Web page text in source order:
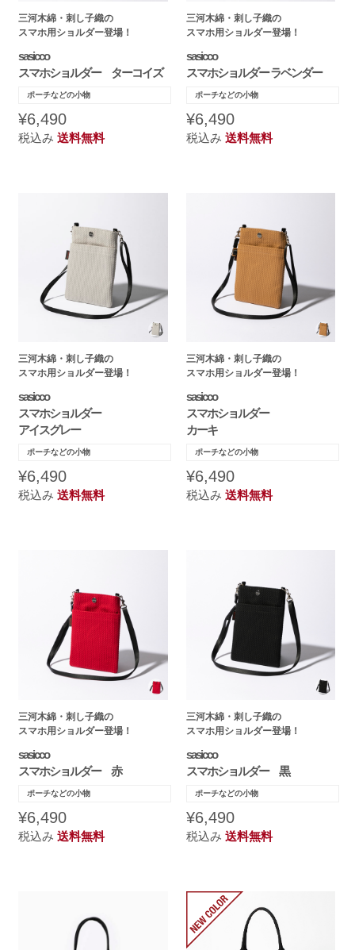
三河木綿・刺し子織の
スマホ用ショルダー登場！
sasicco
スマホショルダー ターコイズ
ポーチなどの小物
¥6,490
税込み送料無料
三河木綿・刺し子織の
スマホ用ショルダー登場！
sasicco
スマホショルダー ラベンダー
ポーチなどの小物
¥6,490
税込み送料無料
三河木綿・刺し子織の
スマホ用ショルダー登場！
sasicco
スマホショルダー
アイスグレー
ポーチなどの小物
¥6,490
税込み送料無料
三河木綿・刺し子織の
スマホ用ショルダー登場！
sasicco
スマホショルダー
カーキ
ポーチなどの小物
¥6,490
税込み送料無料
三河木綿・刺し子織の
スマホ用ショルダー登場！
sasicco
スマホショルダー 赤
ポーチなどの小物
¥6,490
税込み送料無料
三河木綿・刺し子織の
スマホ用ショルダー登場！
sasicco
スマホショルダー 黒
ポーチなどの小物
¥6,490
税込み送料無料